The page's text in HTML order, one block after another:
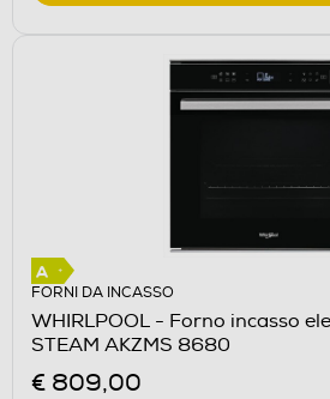
FORNI DA INCASSO
WHIRLPOOL - Forno incasso
STEAM AKZMS 8680
€ 809,00